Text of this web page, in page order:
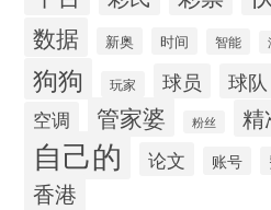
数据 新奥 时间 智能
狗狗 玩家 球员 球队
空调 管家婆 粉丝 精
自己的 论文 账号
香港